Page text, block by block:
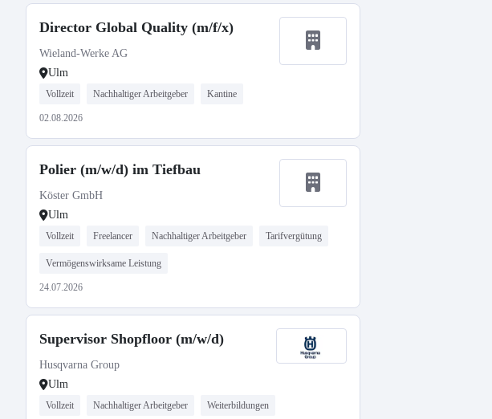
Director Global Quality (m/f/x)
Wieland-Werke AG
Ulm
Vollzeit Nachhaltiger Arbeitgeber Kantine
02.08.2026
Polier (m/w/d) im Tiefbau
Köster GmbH
Ulm
Vollzeit Freelancer Nachhaltiger Arbeitgeber Tarifvergütung
Vermögenswirksame Leistung
24.07.2026
Supervisor Shopfloor (m/w/d)
Husqvarna Group
Ulm
Vollzeit Nachhaltiger Arbeitgeber Weiterbildungen